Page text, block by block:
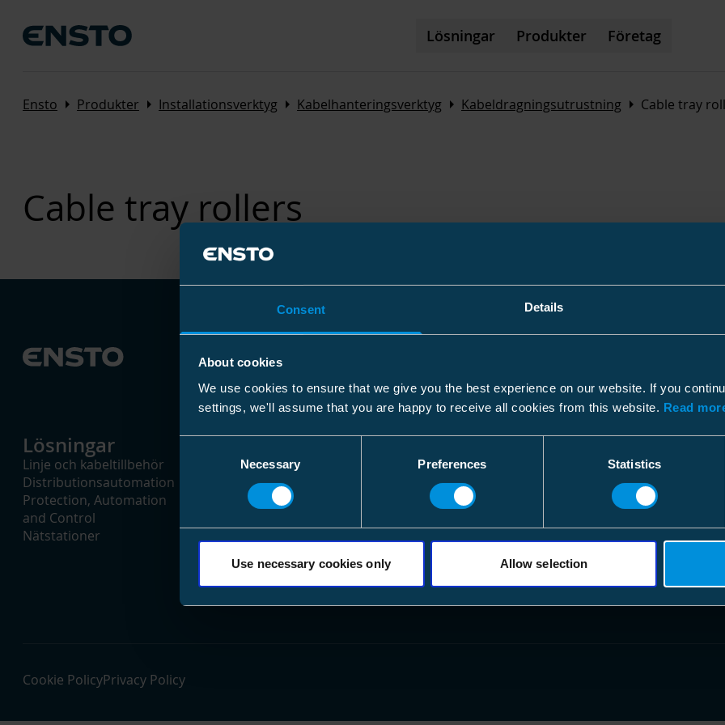
Consent Details
About cookies
We use cookies to ensure that we give you the best experience on our website. If you
settings, we'll assume that you are happy to receive all cookies from this website. Read
Necessary Preferences Statistics
Use necessary cookies only Allow selection
Lösningar Produkter Företag
Ensto Arrow_right Produkter Arrow_right Installationsverktyg Arrow_right Kabelhanteringsverktyg Arrow_right Kabeldragningsutrustning Arrow_right Cable tray
Cable tray rollers
Lösningar
Linje och kabeltillbehör
Distributionsautomation
Protection, Automation
and Control
Nätstationer
Produkter
Lågspänning 0,4 - 1kV
Mellanspänning 1 - 24kV
Högspänning 24 - 52kV
Företag
Om oss
Arbetssätt
Följ oss
Instagram
Facebook
Cookie PolicyPrivacy Policy